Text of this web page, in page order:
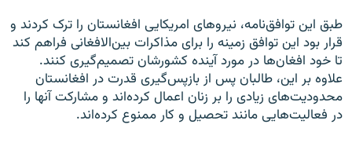
طبق این توافق‌نامه، نیروهای امریکایی افغانستان را ترک کردند و
قرار بود این توافق زمینه را برای مذاکرات بین‌الافغانی فراهم کند
تا خود افغان‌ها در مورد آینده کشورشان تصمیم‌گیری کنند.
علاوه بر این، طالبان پس از بازپس‌گیری قدرت در افغانستان
محدودیت‌های زیادی را بر زنان اعمال کرده‌اند و مشارکت آنها را
در فعالیت‌هایی مانند تحصیل و کار ممنوع کرده‌اند.